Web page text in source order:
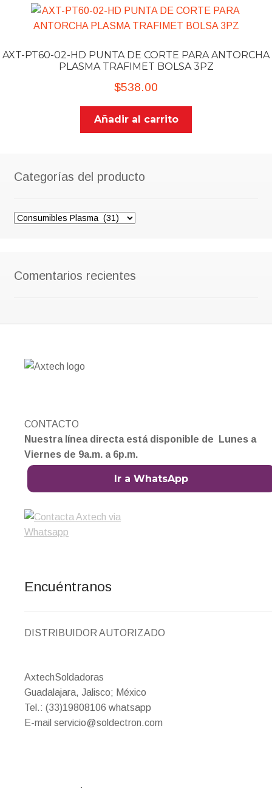
AXT-PT60-02-HD PUNTA DE CORTE PARA ANTORCHA
PLASMA TRAFIMET BOLSA 3PZ
$538.00
Añadir al carrito
Categorías del producto
Comentarios recientes
CONTACTO
Nuestra línea directa está disponible de Lunes a
Viernes de 9a.m. a 6p.m.
Ir a WhatsApp
Encuéntranos
DISTRIBUIDOR AUTORIZADO
AxtechSoldadoras
Guadalajara, Jalisco; México
Tel.: (33)19808106 whatsapp
E-mail servicio@soldectron.com